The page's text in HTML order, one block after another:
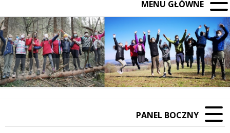
MENU GŁÓWNE
Poprzedni Element
Następny Element
❚❚
PANEL BOCZNY